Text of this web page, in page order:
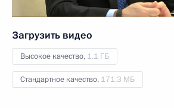
Загрузить видео
Высокое качество, 1.1 ГБ
Стандартное качество, 171.3 МБ